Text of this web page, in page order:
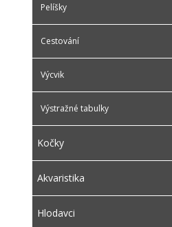
Pelíšky
Cestování
Výcvik
Výstražné tabulky
Kočky
Akvaristika
Hlodavci